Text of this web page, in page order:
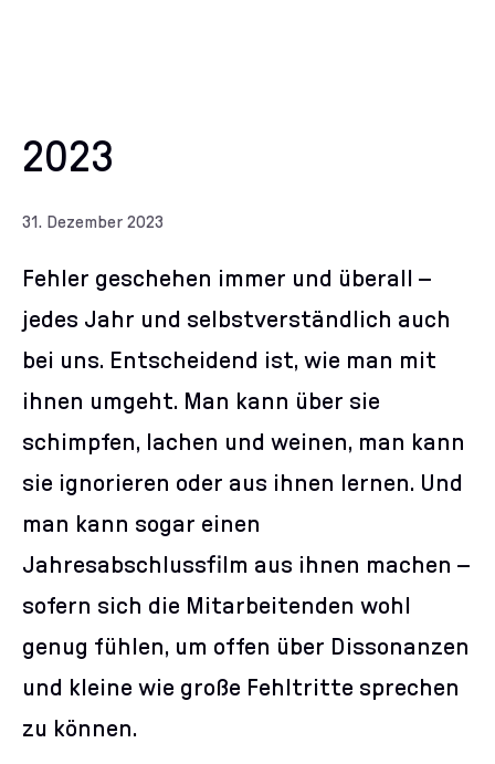
2023
31. Dezember 2023
Fehler geschehen immer und überall –
jedes Jahr und selbstverständlich auch
bei uns. Entscheidend ist, wie man mit
ihnen umgeht. Man kann über sie
schimpfen, lachen und weinen, man kann
sie ignorieren oder aus ihnen lernen. Und
man kann sogar einen
Jahresabschlussfilm aus ihnen machen –
sofern sich die Mitarbeitenden wohl
genug fühlen, um offen über Dissonanzen
und kleine wie große Fehltritte sprechen
zu können.